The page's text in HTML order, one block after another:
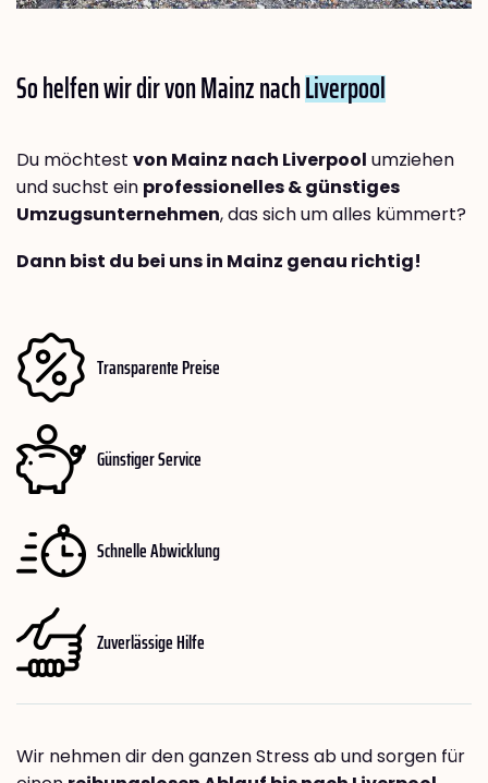
So helfen wir dir von Mainz nachLiverpool
Du möchtest von Mainz nach Liverpool umziehen
und suchst ein professionelles & günstiges
Umzugsunternehmen, das sich um alles kümmert?
Dann bist du bei uns in Mainz genau richtig!
Transparente Preise
Günstiger Service
Schnelle Abwicklung
Zuverlässige Hilfe
Wir nehmen dir den ganzen Stress ab und sorgen für